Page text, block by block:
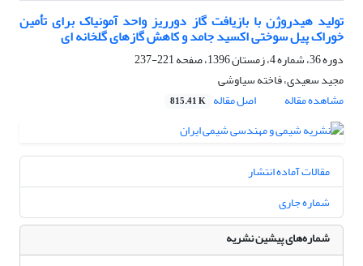
تولید هیدروژن با بازیافت گاز دورریز واحد آمونیاک برای تأمین
خوراک پیل سوختی اکسید جامد و کاهش گازهای گلخانه ای
دوره 36، شماره 4، زمستان 1396، صفحه
221-237
مجید سعیدی، فاخته سیاوشی
مشاهده مقاله
اصل مقاله 815.41 K
مقالات آماده انتشار
شماره جاری
شماره‌های پیشین نشریه